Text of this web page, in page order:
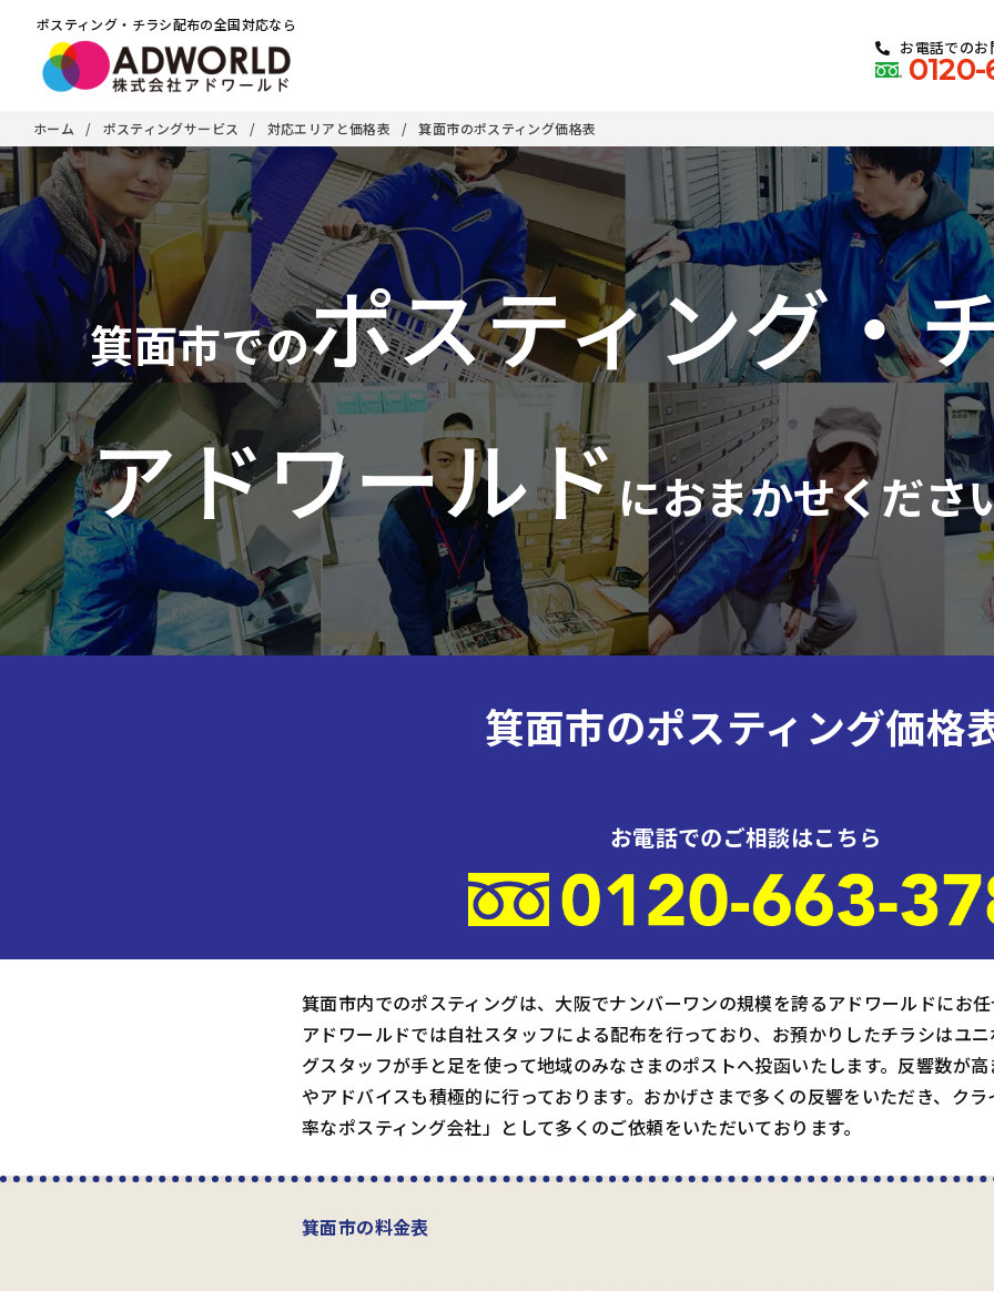
ポスティング・チラシ配布の全国対応なら
お電話での
ホーム ポスティングサービス 対応エリアと価格表 箕面市のポスティング価格表
箕面市でのポスティング・
アドワールドにおまかせくださ
箕面市のポスティング価格
お電話でのご相談はこちら
箕面市内でのポスティングは、大阪でナンバーワンの規模を誇るアドワールドにお
アドワールドでは自社スタッフによる配布を行っており、お預かりしたチラシはユ
グスタッフが手と足を使って地域のみなさまのポストへ投函いたします。反響数が
やアドバイスも積極的に行っております。おかげさまで多くの反響をいただき、ク
率なポスティング会社」として多くのご依頼をいただいております。
箕面市の料金表